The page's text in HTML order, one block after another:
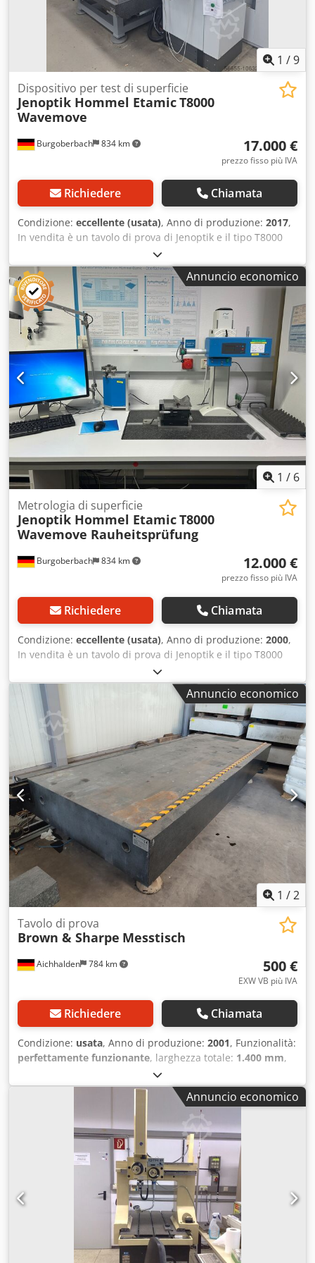
Germany ideale per test HV / elettronica / produzione 📦
Stato: Nuovo – tenuto in magazzino, mai utilizzato. Può
presentare minimi segni di stoccaggio. 📸 Inclusi:
dispositivo come nelle foto
1 /9
Burgoberbach 834 km
Dispositivo per test di superficie
Jenoptik Hommel EtamicT8000
Wavemove
17.000 €
prezzo fisso più IVA
Richiedere Chiamata
Condizione: eccellente (usata), Anno di produzione: 2017,
In vendita è un tavolo di prova di Jenoptik e il tipo T8000
Wavemove per alloggiamenti Come descritto nel tipo, il
dispositivo è stato utilizzato per test sulla superficie
dell'alloggiamento ed è in condizioni da buone a ottime
Anno di costruzione: 2017 Peso: 2.500 kg L'offerta
comprende i componenti mostrati, nonché computer e
software Carico e/o spedizione possibili a un costo
aggiuntivo Prezzi più IVA Dodpfomfty Hsx Al Nsck Visione
possibile su appuntamento. Contattaci, il nostro team sarà
felice di aiutarti. Possibilità di permuta o scambio!
Acquisto/vendita di macchine ACQUISTO / VENDITA DI
MACCHINE PER LA PRODUZIONE E LA LAVORAZIONE DEI
METALLI E MOLTO. Hai bisogno di una macchina per la
lavorazione dei metalli di alta qualità ma economica per la
tua produzione? Oppure vuoi vendere il tuo? Per ulteriori
informazioni o opzioni di contatto, visitare il nostro sito
web
Annuncio economico
1 / 6
Burgoberbach 834 km
Metrologia di superficie
Jenoptik Hommel EtamicT8000
Wavemove Rauheitsprüfung
12.000 €
prezzo fisso più IVA
Richiedere Chiamata
Condizione: eccellente (usata), Anno di produzione: 2000,
In vendita è un tavolo di prova di Jenoptik e il tipo T8000
Wavemove per alloggiamenti Il dispositivo è in ottime
condizioni e pronto per l'uso immediato con molti
accessori aggiuntivi Anno di costruzione: 2000 Dcsdpevkxa
Esfx Al Njk Peso: 2.500 kg L'offerta comprende i
componenti mostrati, nonché computer e software Carico
e/o spedizione possibili a un costo aggiuntivo Prezzi più
IVA Visione possibile su appuntamento. Contattaci, il
nostro team sarà felice di aiutarti. Possibilità di permuta o
scambio! Acquisto/vendita di macchine ACQUISTO /
VENDITA DI MACCHINE PER LA PRODUZIONE E LA
LAVORAZIONE DEI METALLI E MOLTO. Hai bisogno di una
macchina per la lavorazione dei metalli di alta qualità ma
economica per la tua produzione? Oppure vuoi vendere il
tuo? Per ulteriori informazioni o opzioni di contatto,
visitare il nostro sito web
Annuncio economico
1 /2
Aichhalden 784 km
Tavolo di prova
Brown & Sharpe Messtisch
500 €
EXW VB più IVA
Richiedere Chiamata
Condizione: usata, Anno di produzione: 2001, Funzionalità:
perfettamente funzionante, larghezza totale: 1.400 mm,
, altezza totale:
complessivo:7.500 kg, Piano di misura ricavato dal
riciclaggio CMM con piedini regolabili Dcjdpfsu Uiitsx Al
Annuncio economico